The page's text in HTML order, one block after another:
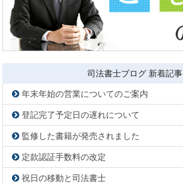
司法書士ブログ 新着記事
年末年始の営業についてのご案内
登記完了予定日の遅れについて
監修した書籍が発売されました
定款認証手数料の改定
祝日の移動と司法書士